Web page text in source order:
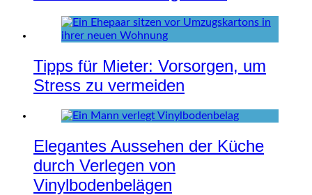
Tipps für Mieter: Vorsorgen, um
Stress zu vermeiden
Elegantes Aussehen der Küche
durch Verlegen von
Vinylbodenbelägen